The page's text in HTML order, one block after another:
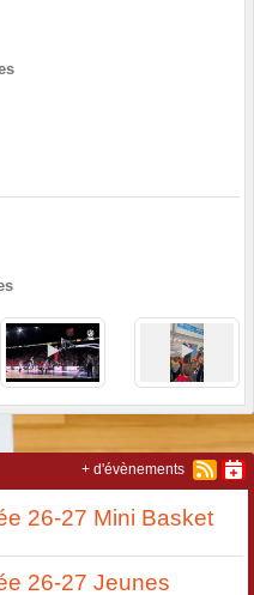
26-27 Mini Basket
26-27 Jeunes
+ d'évènements